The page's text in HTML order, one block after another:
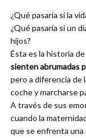
¿Qué pasaría si la
¿Qué pasaría si un
hijos?
Ésta es la historia de
sienten abrumadas
pero a diferencia de
coche y marcharse
A través de sus
cuando la
que se enfrenta una